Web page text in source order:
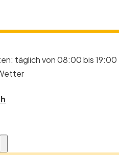
täglich von 08:00 bis 19:00